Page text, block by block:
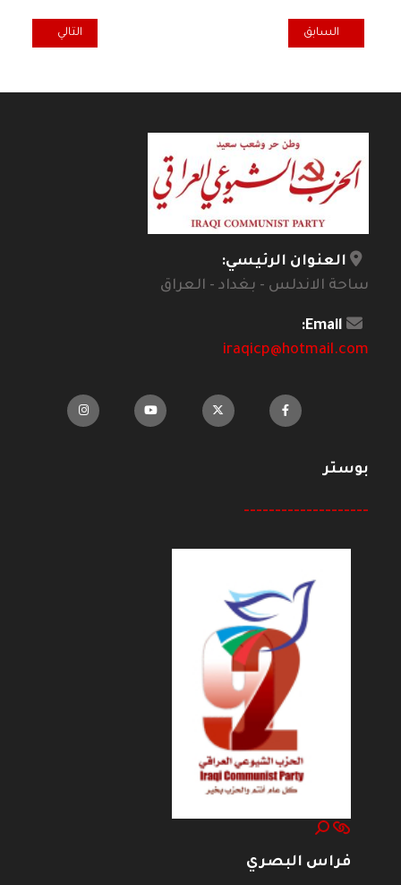
المقال السابق: قراءة في كتاب {التمرد - كيف يهتز نظامنا العالمي} /
السابق المقال التالي:
التالي
العنوان الرئيسي:
ساحة الاندلس - بغداد - العراق
Email:
iraqicp@hotmail.com
بوستر
--------------------
فراس البصري